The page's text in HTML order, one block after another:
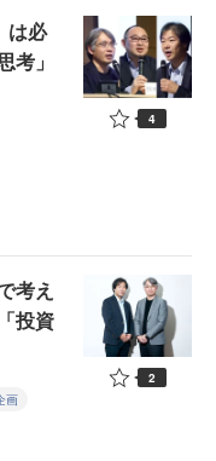
は必
考」
4
考え
投資
画
2